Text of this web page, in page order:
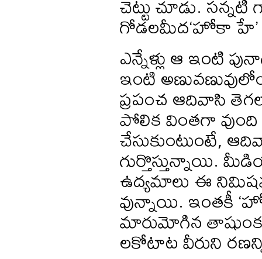
గోడలమీద‘హోకా హే’
ఎన్నేళ్లు ఆ ఇంటి
ఇంటి
ప్రపంచ ఆదివాసి
పోలిక వింతగా వుంది
చేసుకుంటుంటే,
గుర్తొస్తున్నాయి.
ఉద్యమాలు ఈ
వున్నాయి. ఇంతకీ
మారుమోగిన తాషుంక
లకోటాట వీరుని